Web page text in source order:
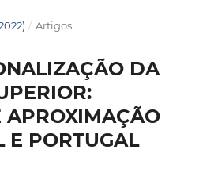
/ Artigos
DA
APROXIMAÇÃO
E PORTUGAL